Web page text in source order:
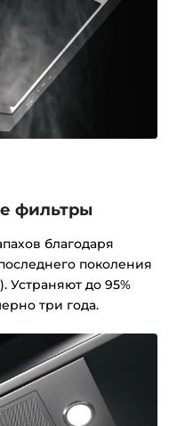
фильтры
благодаря
поколения
Устраняют до 95%
три года.